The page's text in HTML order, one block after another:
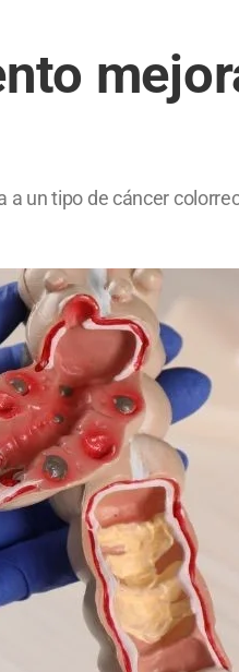
un tipo de cáncer